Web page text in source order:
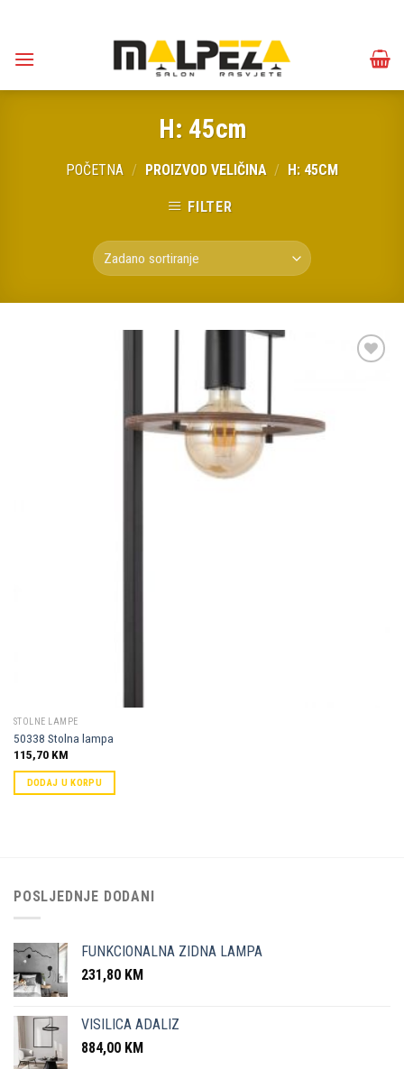
content
H: 45cm
POČETNA / PROIZVOD VELIČINA / H: 45CM
FILTER
STOLNE LAMPE
50338 Stolna lampa
115,70 KM
DODAJ U KORPU
POSLJEDNJE DODANI
FUNKCIONALNA ZIDNA LAMPA
231,80 KM
VISILICA ADALIZ
884,00 KM